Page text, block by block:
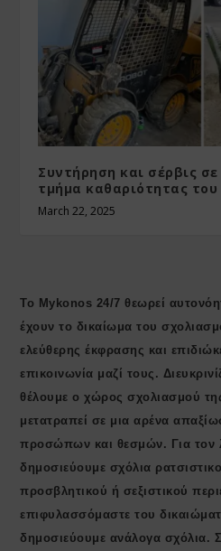
Συντήρηση και σέρβις
τμήμα καθαριότητας
March 22, 2025
Το Mykonos 24/7 θεωρεί
έχουν το δικαίωμα του
ελεύθερης έκφρασης και
επικοινωνία μαζί τους.
θέλουμε ο χώρος σχολιασμού
μετατραπεί σε μια αρένα
προσώπων και θεσμών. Για τον
δημοσιεύουμε σχόλια
προσβλητικού ή σεξιστικού
επιφυλασσόμαστε του
δημοσιεύουμε ανάλογα σχόλια.